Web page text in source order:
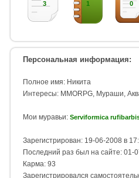
3 1 0
Персональная информация:
Полное имя: Никита
Интересы: MMORPG, Мураши,
Мои муравьи: Serviformica
Зарегистрирован: 19-06-2008 в
Последний раз был на сайте: 01-
Карма: 93
Зарегистрировался